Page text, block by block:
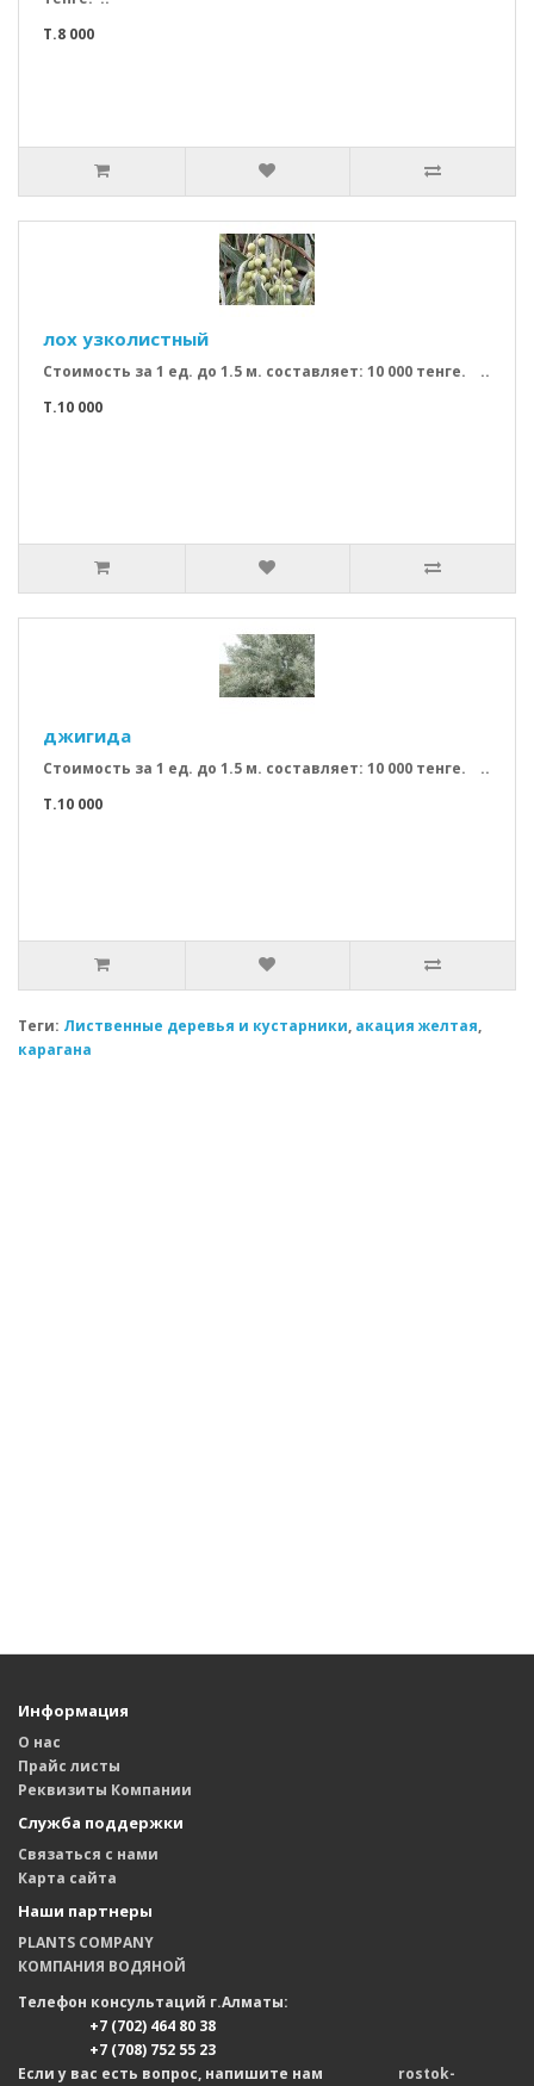
T.8 000
лох узколистный
Стоимость за 1 ед. до 1.5 м. составляет: 10 000 тенге. ..
T.10 000
джигида
Стоимость за 1 ед. до 1.5 м. составляет: 10 000 тенге. ..
T.10 000
Теги: Лиственные деревья и кустарники, акация желтая,
карагана
Информация
О нас
Прайс листы
Реквизиты Компании
Служба поддержки
Связаться с нами
Карта сайта
Наши партнеры
PLANTS COMPANY
КОМПАНИЯ ВОДЯНОЙ
Телефон консультаций г.Алматы:
+7 (702) 464 80 38
+7 (708) 752 55 23
Если у вас есть вопрос, напишите нам rostok-